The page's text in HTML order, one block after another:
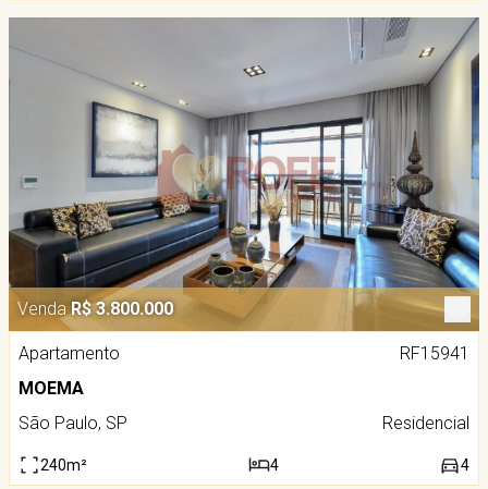
Venda R$ 3.800.000
Apartamento
RF15941
MOEMA
São Paulo, SP
Residencial
240m² 4 4